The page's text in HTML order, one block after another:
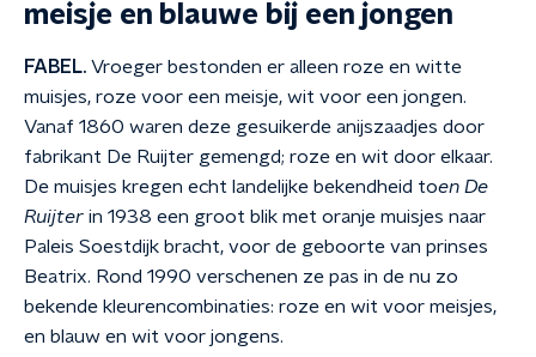
meisje en blauwe bij een jongen
FABEL. Vroeger bestonden er alleen roze en witte
muisjes, roze voor een meisje, wit voor een jongen.
Vanaf 1860 waren deze gesuikerde anijszaadjes door
fabrikant De Ruijter gemengd; roze en wit door elkaar.
De muisjes kregen echt landelijke bekendheid toen De
Ruijter in 1938 een groot blik met oranje muisjes naar
Paleis Soestdijk bracht, voor de geboorte van prinses
Beatrix. Rond 1990 verschenen ze pas in de nu zo
bekende kleurencombinaties: roze en wit voor meisjes,
en blauw en wit voor jongens.